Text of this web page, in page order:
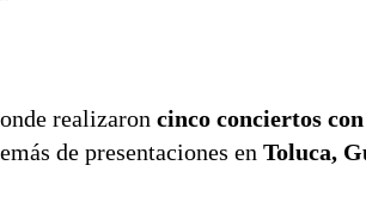
realizaron cinco conciertos
de presentaciones en Toluca,